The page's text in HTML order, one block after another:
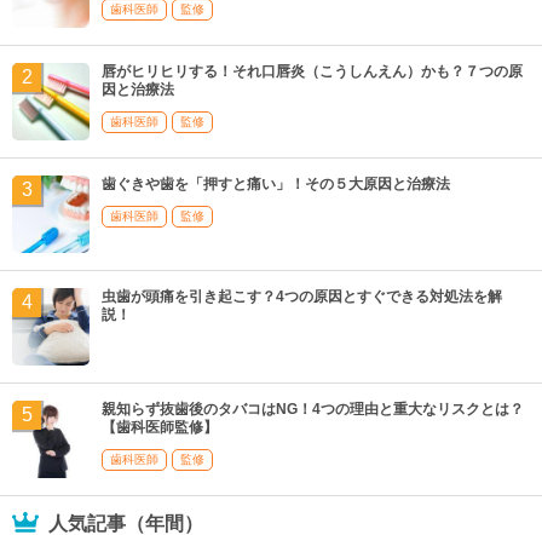
歯科医師 監修
唇がヒリヒリする！それ口唇炎（こうしんえん）かも？７つの原
因と治療法
歯科医師 監修
歯ぐきや歯を「押すと痛い」！その５大原因と治療法
歯科医師 監修
虫歯が頭痛を引き起こす？4つの原因とすぐできる対処法を解
説！
親知らず抜歯後のタバコはNG！4つの理由と重大なリスクとは？
【歯科医師監修】
歯科医師 監修
人気記事（年間）